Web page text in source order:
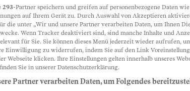
– und wie sie
293-Partner speichern und greifen auf personenbezogene Daten
auf Ihrem Gerät zu. Durch Auswahl von Akzeptieren
die unter „Wir und unsere Partner verarbeiten Daten, um Ihnen
Wenn Tracker deaktiviert sind, sind manche Inhalte und
für Sie. Sie können dieses Menü jederzeit wieder aufrufen,
Einwilligung zu widerrufen, indem Sie auf den Link
Webseite klicken. Ihre Einstellungen gelten innerhalb unseres
Sie in unserer Datenschutzerklärung.
Partner verarbeiten Daten, um Folgendes